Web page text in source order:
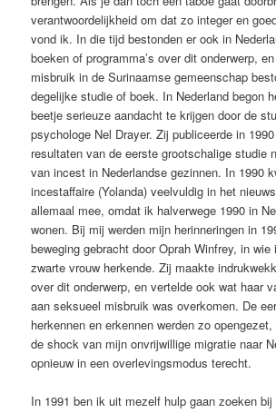
verantwoordelijkheid om dat zo integer en
vond ik. In die tijd bestonden er ook in
boeken of programma’s over dit onderwerp,
misbruik in de Surinaamse gemeenschap
degelijke studie of boek. In Nederland begon
beetje serieuze aandacht te krijgen door de
psychologe Nel Drayer. Zij publiceerde in
resultaten van de eerste grootschalige studie
van incest in Nederlandse gezinnen. In 1990
incestaffaire (Yolanda) veelvuldig in het
allemaal mee, omdat ik halverwege 1990 in
wonen. Bij mij werden mijn herinneringen in
beweging gebracht door Oprah Winfrey, in
zwarte vrouw herkende. Zij maakte
over dit onderwerp, en vertelde ook wat haar
aan seksueel misbruik was overkomen. De
herkennen en erkennen werden zo
de shock van mijn onvrijwillige migratie naar
opnieuw in een overlevingsmodus terecht.
In 1991 ben ik uit mezelf hulp gaan zoeken